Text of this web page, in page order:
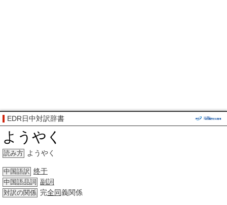
EDR日中対訳辞書
ようやく
読み方 ようやく
中国語訳 终于
中国語品詞 副詞
対訳の関係 完全同義関係